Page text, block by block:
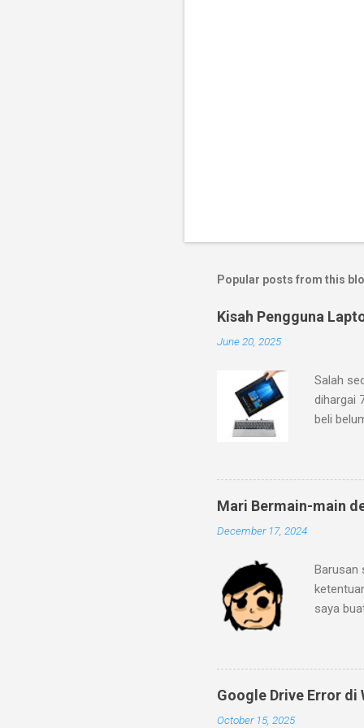
Popular posts from this
Kisah Pengguna
June 20, 2025
Salah
dihargai
beli
dan
mineral
dengan
bahwa
ini
eMMC
Mari Bermain-main
December 17, 2024
Barusan
saya
sebagai
Strip-IT?
Kamu
Google Drive Error di
October 15, 2025